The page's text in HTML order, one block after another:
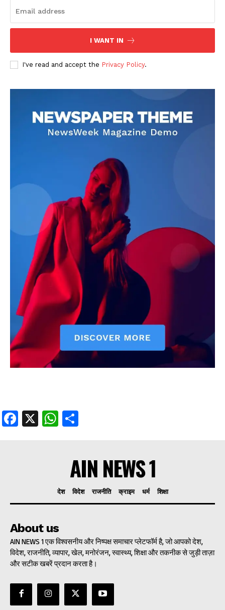
AIN NEWS 1
Contact Us
Privacy Policy
Terms of Use Agreement
Facebook
X WhatsApp
Share
I WANT IN
I've read and accept the Privacy Policy.
Facebook
X WhatsApp
AIN NEWS 1
देश विदेश राजनीति क्राइम धर्म शिक्षा
About us
AIN NEWS 1 एक विश्वसनीय और निष्पक्ष समाचार प्लेटफॉर्म है, जो आपको देश,
विदेश, राजनीति, व्यापार, खेल, मनोरंजन, स्वास्थ्य, शिक्षा और तकनीक से जुड़ी ताज़ा
और सटीक खबरें प्रदान करता है।